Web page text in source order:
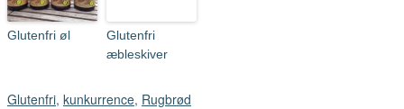
Glutenfri øl
Glutenfri
æbleskiver
Glutenfri, kunkurrence, Rugbrød